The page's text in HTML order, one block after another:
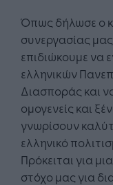
Όπως δήλωσε ο
συνεργασίας
επιδιώκουμε να
ελληνικών
Διασποράς και
ομογενείς και
γνωρίσουν
ελληνικό
Πρόκειται για
στόχο μας για